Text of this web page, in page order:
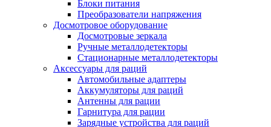
Блоки питания
Преобразователи напряжения
Досмотровое оборудование
Досмотровые зеркала
Ручные металлодетекторы
Стационарные металлодетекторы
Аксессуары для раций
Автомобильные адаптеры
Аккумуляторы для раций
Антенны для рации
Гарнитура для рации
Зарядные устройства для раций